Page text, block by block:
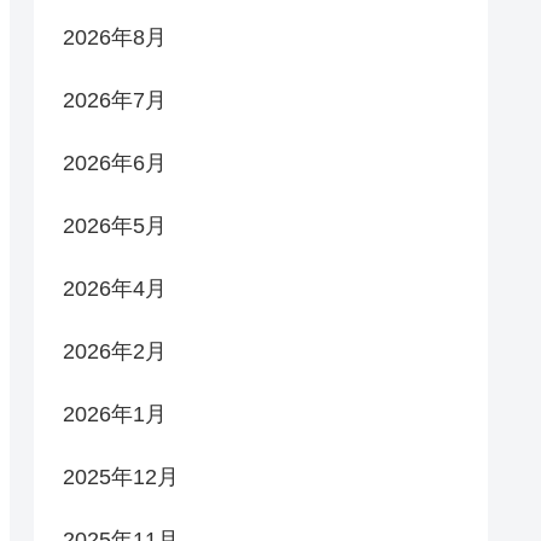
2026年8月
2026年7月
2026年6月
2026年5月
2026年4月
2026年2月
2026年1月
2025年12月